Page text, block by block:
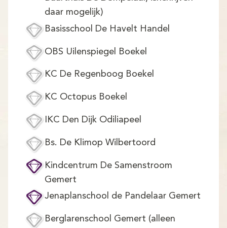
daar mogelijk)
Basisschool De Havelt Handel
OBS Uilenspiegel Boekel
KC De Regenboog Boekel
KC Octopus Boekel
IKC Den Dijk Odiliapeel
Bs. De Klimop Wilbertoord
Kindcentrum De Samenstroom
Gemert
Jenaplanschool de Pandelaar Gemert
Berglarenschool Gemert (alleen